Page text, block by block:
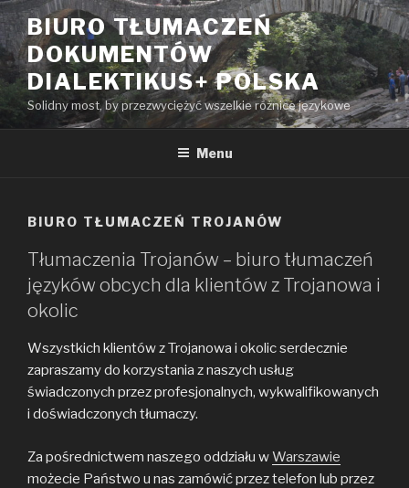
Przeskocz
do
treści
BIURO TŁUMACZEŃ
DOKUMENTÓW
DIALEKTIKUS+ POLSKA
Solidny most, by przezwyciężyć wszelkie różnice językowe
Menu
BIURO TŁUMACZEŃ TROJANÓW
Tłumaczenia Trojanów – biuro tłumaczeń
języków obcych dla klientów z Trojanowa i
okolic
Wszystkich klientów z Trojanowa i okolic serdecznie
zapraszamy do korzystania z naszych usług
świadczonych przez profesjonalnych, wykwalifikowanych
i doświadczonych tłumaczy.
Za pośrednictwem naszego oddziału wWarszawie
możecie Państwo u nas zamówić przez telefon lub przez